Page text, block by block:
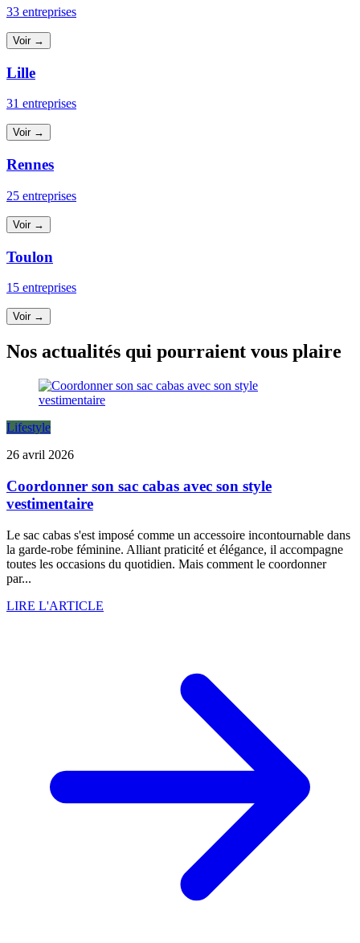
33 entreprises
Voir →
Lille
31 entreprises
Voir →
Rennes
25 entreprises
Voir →
Toulon
15 entreprises
Voir →
Nos actualités qui pourraient vous plaire
Lifestyle
26 avril 2026
Coordonner son sac cabas avec son style
vestimentaire
Le sac cabas s'est imposé comme un accessoire incontournable dans
la garde-robe féminine. Alliant praticité et élégance, il accompagne
toutes les occasions du quotidien. Mais comment le coordonner
par...
LIRE L'ARTICLE